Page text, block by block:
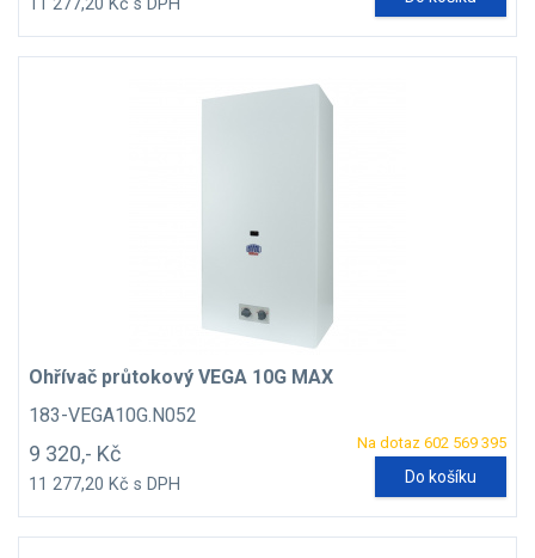
11 277,20 Kč s DPH
Ohřívač průtokový VEGA 10G MAX
183-VEGA10G.N052
Na dotaz 602 569 395
9 320,- Kč
11 277,20 Kč s DPH Do košíku